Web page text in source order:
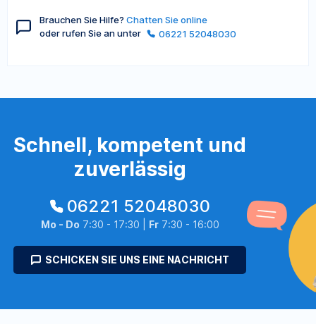
Brauchen Sie Hilfe? Chatten Sie online
oder rufen Sie an unter
06221 52048030
Schnell, kompetent und
zuverlässig
06221 52048030
Mo - Do 7:30 - 17:30 | Fr7:30 - 16:00
SCHICKEN SIE UNS EINE NACHRICHT